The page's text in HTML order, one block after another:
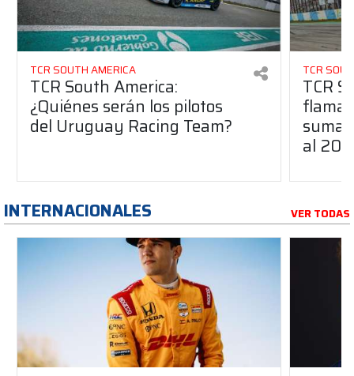
TCR SOUTH AMERICA
TCR South America:
¿Quiénes serán los pilotos
del Uruguay Racing Team?
TCR
TCR
suma
al
INTERNACIONALES VER TODAS